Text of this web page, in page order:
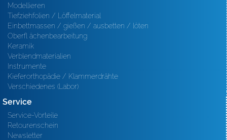
Modellieren
Tiefziehfolien / Löffelmaterial
Einbettmassen / gießen / ausbetten / löten
Oberfl ächenbearbeitung
Keramik
Verblendmaterialien
Instrumente
Kieferorthopädie / Klammerdrähte
Verschiedenes (Labor)
Service
Service-Vorteile
Retourenschein
Newsletter